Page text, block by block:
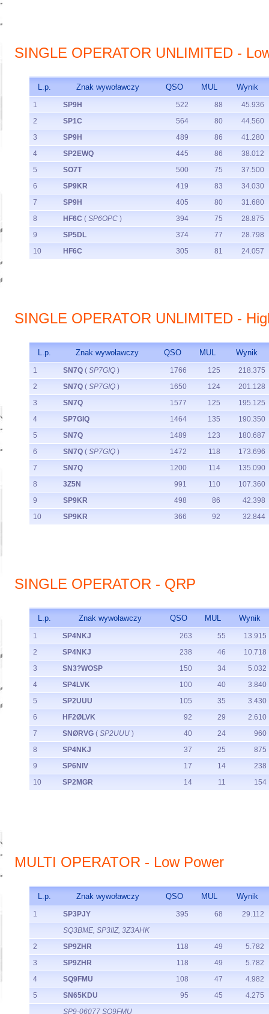
SINGLE OPERATOR UNLIMITED -
L.p. Znak wywoławczy QSO MUL Wynik
1 SP9H 522 88
45.936
2
SP1C 564 80
44.560
3
SP9H 489 86
41.280
4
SP2EWQ 445 86
38.012
5
SO7T 500 75
37.500
6
SP9KR 419 83
34.030
7
SP9H 405 80
31.680
8
HF6C ( SP6OPC ) 394 75
28.875
9
SP5DL 374 77
28.798
10
HF6C 305 81 24.057
SINGLE OPERATOR UNLIMITED -
L.p. Znak wywoławczy QSO MUL Wynik
1 SN7Q ( SP7GIQ ) 1766 125
218.375
2
SN7Q ( SP7GIQ ) 1650 124
201.128
3
SN7Q 1577 125
195.125
4
SP7GIQ 1464 135
190.350
5
SN7Q 1489 123
180.687
6
SN7Q ( SP7GIQ ) 1472 118
173.696
7
SN7Q 1200 114
135.090
8
3Z5N 991 110
107.360
9
SP9KR 498 86
42.398
10
SP9KR 366 92 32.844
SINGLE OPERATOR - QRP
L.p. Znak wywoławczy QSO MUL Wynik
1 SP4NKJ 263 55
13.915
2
SP4NKJ 238 46
10.718
3
SN3?WOSP 150 34
5.032
4
SP4LVK 100 40
3.840
5
SP2UUU 105 35
3.430
6
HF2ØLVK 92 29
2.610
7
SNØRVG ( SP2UUU ) 40 24
960
8
SP4NKJ 37 25
875
9
SP6NIV 17 14
238
10
SP2MGR 14 11 154
MULTI OPERATOR - Low Power
L.p. Znak wywoławczy QSO MUL Wynik
1 SP3PJY 395 68
29.112
SQ3BME, SP3IIZ, 3Z3AHK
2
SP9ZHR 118 49
5.782
3
SP9ZHR 118 49
5.782
4
SQ9FMU 108 47
4.982
5
SN65KDU 95 45
4.275
SP9-06077 SQ9FMU